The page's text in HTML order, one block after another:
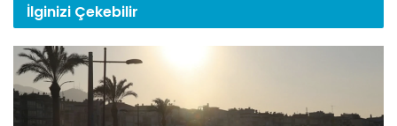
İlginizi Çekebilir